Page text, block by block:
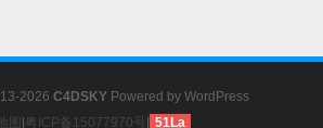
2026 C4DSKY Powered by WordPress
图
粤ICP备15077970号 51La